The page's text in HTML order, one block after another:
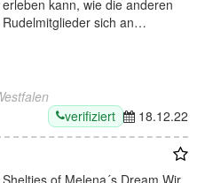
erleben kann, wie die anderen
Rudelmitglieder sich an…
verifiziert
18.12.22
Shelties of Melena´s Dream Wir